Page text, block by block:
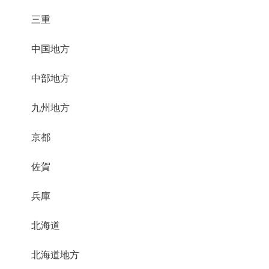
三重
中国地方
中部地方
九州地方
京都
佐賀
兵庫
北海道
北海道地方